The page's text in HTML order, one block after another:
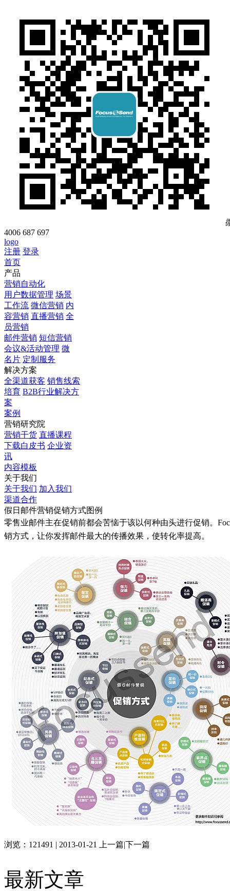
4006 687 697
logo
注册 登录
首页
产品
营销自动化
用户数据管理 场景
工作流 微信营销 内
容营销 直播营销 全
员营销
邮件营销 短信营销
会议&活动管理 微
名片 定制服务
解决方案
全渠道获客 销售线索
培育 B2B行业解决方
案
案例
营销研究院
营销干货 直播课程
下载白皮书 企业资
讯
内容模板
关于我们
关于我们 加入我们
渠道合作
假日邮件营销促销方式图例
零售业邮件主在促销前都会苦恼于该以何种由头进行促销。
销方式，让你发挥邮件最大的传播效果，使转化率提高。
浏览：121491 | 2013-01-21 上一篇|下一篇
最新文章